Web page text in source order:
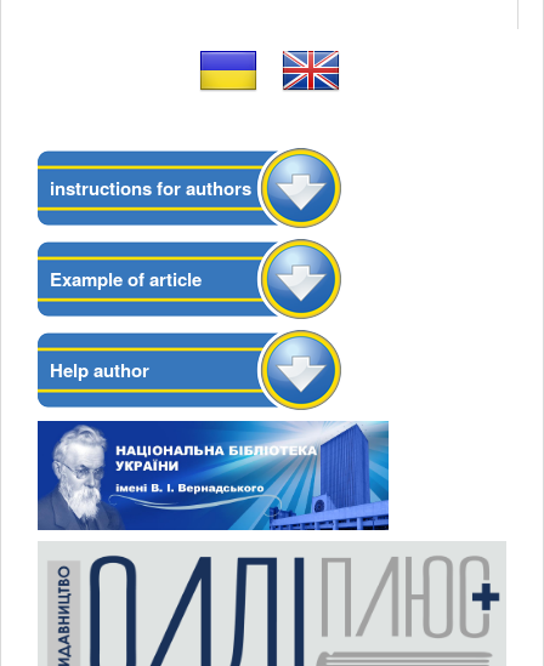
instructions for authors
Example of article
Help author